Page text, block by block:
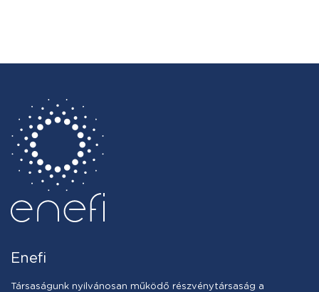
Enefi
Társaságunk nyilvánosan működő részvénytársaság a